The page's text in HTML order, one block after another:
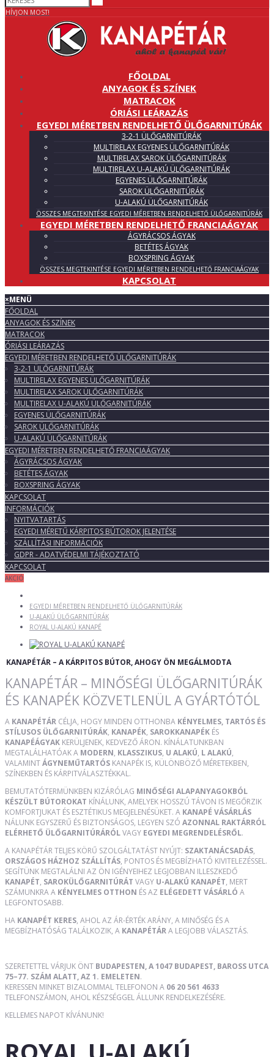
HÍVJON MOST!
FŐOLDAL
ANYAGOK ÉS SZÍNEK
MATRACOK
ÓRIÁSI LEÁRAZÁS
EGYEDI MÉRETBEN RENDELHETŐ ÜLŐGARNITÚRÁK
3-2-1 ÜLŐGARNITÚRÁK
MULTIRELAX EGYENES ÜLŐGARNITÚRÁK
MULTIRELAX SAROK ÜLŐGARNITÚRÁK
MULTIRELAX U-ALAKÚ ÜLŐGARNITÚRÁK
EGYENES ÜLŐGARNITÚRÁK
SAROK ÜLŐGARNITÚRÁK
U-ALAKÚ ÜLŐGARNITÚRÁK
ÖSSZES MEGTEKINTÉSE EGYEDI MÉRETBEN RENDELHETŐ ÜLŐGARNITÚRÁK
EGYEDI MÉRETBEN RENDELHETŐ FRANCIAÁGYAK
ÁGYRÁCSOS ÁGYAK
BETÉTES ÁGYAK
BOXSPRING ÁGYAK
ÖSSZES MEGTEKINTÉSE EGYEDI MÉRETBEN RENDELHETŐ FRANCIAÁGYAK
KAPCSOLAT
×MENÜ
FŐOLDAL
ANYAGOK ÉS SZÍNEK
MATRACOK
ÓRIÁSI LEÁRAZÁS
EGYEDI MÉRETBEN RENDELHETŐ ÜLŐGARNITÚRÁK
3-2-1 ÜLŐGARNITÚRÁK
MULTIRELAX EGYENES ÜLŐGARNITÚRÁK
MULTIRELAX SAROK ÜLŐGARNITÚRÁK
MULTIRELAX U-ALAKÚ ÜLŐGARNITÚRÁK
EGYENES ÜLŐGARNITÚRÁK
SAROK ÜLŐGARNITÚRÁK
U-ALAKÚ ÜLŐGARNITÚRÁK
EGYEDI MÉRETBEN RENDELHETŐ FRANCIAÁGYAK
ÁGYRÁCSOS ÁGYAK
BETÉTES ÁGYAK
BOXSPRING ÁGYAK
KAPCSOLAT
INFORMÁCIÓK
NYITVATARTÁS
EGYEDI MÉRETŰ KÁRPITOS BÚTOROK JELENTÉSE
SZÁLLÍTÁSI INFORMÁCIÓK
GDPR - ADATVÉDELMI TÁJÉKOZTATÓ
KAPCSOLAT
AKCIÓ
EGYEDI MÉRETBEN RENDELHETŐ ÜLŐGARNITÚRÁK
U-ALAKÚ ÜLŐGARNITÚRÁK
ROYAL U-ALAKÚ KANAPÉ
KANAPÉTÁR – A KÁRPITOS BÚTOR, AHOGY ÖN MEGÁLMODTA
KANAPÉTÁR – MINŐSÉGI ÜLŐGARNITÚRÁK
ÉS KANAPÉK KÖZVETLENÜL A GYÁRTÓTÓL
A KANAPÉTÁR CÉLJA, HOGY MINDEN OTTHONBA KÉNYELMES, TARTÓS ÉS
STÍLUSOS ÜLŐGARNITÚRÁK, KANAPÉK, SAROKKANAPÉK ÉS
KANAPÉÁGYAK KERÜLJENEK, KEDVEZŐ ÁRON. KÍNÁLATUNKBAN
MEGTALÁLHATÓAK A MODERN, KLASSZIKUS, U ALAKÚ, L ALAKÚ,
VALAMINTÁGYNEMŰTARTÓS KANAPÉK IS, KÜLÖNBÖZŐ MÉRETEKBEN,
SZÍNEKBEN ÉS KÁRPITVÁLASZTÉKKAL.
BEMUTATÓTERMÜNKBEN KIZÁRÓLAG MINŐSÉGI ALAPANYAGOKBÓL
KÉSZÜLT BÚTOROKAT KÍNÁLUNK, AMELYEK HOSSZÚ TÁVON IS MEGŐRZIK
KOMFORTJUKAT ÉS ESZTÉTIKUS MEGJELENÉSÜKET. A KANAPÉ VÁSÁRLÁS
NÁLUNK EGYSZERŰ ÉS BIZTONSÁGOS, LEGYEN SZÓ AZONNAL RAKTÁRRÓL
ELÉRHETŐ ÜLŐGARNITÚRÁRÓLVAGY EGYEDI MEGRENDELÉSRŐL.
A KANAPÉTÁR TELJES KÖRŰ SZOLGÁLTATÁST NYÚJT: SZAKTANÁCSADÁS,
ORSZÁGOS HÁZHOZ SZÁLLÍTÁS, PONTOS ÉS MEGBÍZHATÓ KIVITELEZÉSSEL.
SEGÍTÜNK MEGTALÁLNI AZ ÖN IGÉNYEIHEZ LEGJOBBAN ILLESZKEDŐ
KANAPÉT, SAROKÜLŐGARNITÚRÁT VAGY U-ALAKÚ KANAPÉT, MERT
SZÁMUNKRA A KÉNYELMES OTTHON ÉS AZ ELÉGEDETT VÁSÁRLÓ A
LEGFONTOSABB.
HA KANAPÉT KERES, AHOL AZ ÁR-ÉRTÉK ARÁNY, A MINŐSÉG ÉS A
MEGBÍZHATÓSÁG TALÁLKOZIK, A KANAPÉTÁRA LEGJOBB VÁLASZTÁS.
SZERETETTEL VÁRJUK ÖNT BUDAPESTEN, A 1047 BUDAPEST, BAROSS UTCA
75–77. SZÁM ALATT, AZ 1. EMELETEN.
KERESSEN MINKET BIZALOMMAL TELEFONON A 06 20 561 4633
TELEFONSZÁMON, AHOL KÉSZSÉGGEL ÁLLUNK RENDELKEZÉSÉRE.
KELLEMES NAPOT KÍVÁNUNK!